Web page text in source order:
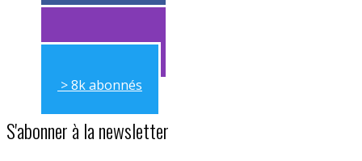
> 11k abonnés
> 11k abonnés
> 8k abonnés
S'abonner à la newsletter